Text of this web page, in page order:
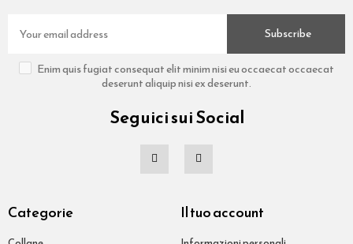
Subscribe
Enim quis fugiat consequat elit minim nisi eu occaecat occaecat
deserunt aliquip nisi ex deserunt.
Seguici sui Social
Categorie Il tuo account